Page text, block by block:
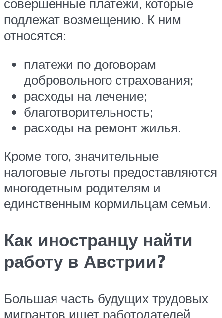
совершённые платежи, которые
подлежат возмещению. К ним
относятся:
платежи по договорам
добровольного страхования;
расходы на лечение;
благотворительность;
расходы на ремонт жилья.
Кроме того, значительные
налоговые льготы предоставляются
многодетным родителям и
единственным кормильцам семьи.
Как иностранцу найти
работу в Австрии?
Большая часть будущих трудовых
мигрантов ищет работодателей